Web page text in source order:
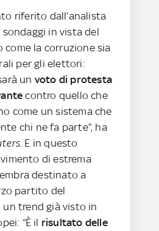
riferito dall’analista
sondaggi in vista del
la corruzione sia
per gli elettori:
un voto di protesta
contro quello che
come un sistema che
chi ne fa parte”, ha
. E in questo
di estrema
destinato a
partito del
un trend già visto in
“È il risultato delle